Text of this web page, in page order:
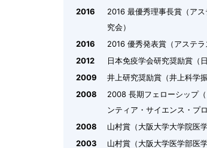
2016
2016 最優秀理事長賞（ア
究会）
2016
2016 優秀発表賞（アステ
2012
日本免疫学会研究奨励賞（
2009
井上研究奨励賞（井上科学振
2008
2008 長期フェローシップ
ンティア・サイエンス・プロ
2008
山村賞（大阪大学大学院医
2003
山村賞（大阪大学医学部医学